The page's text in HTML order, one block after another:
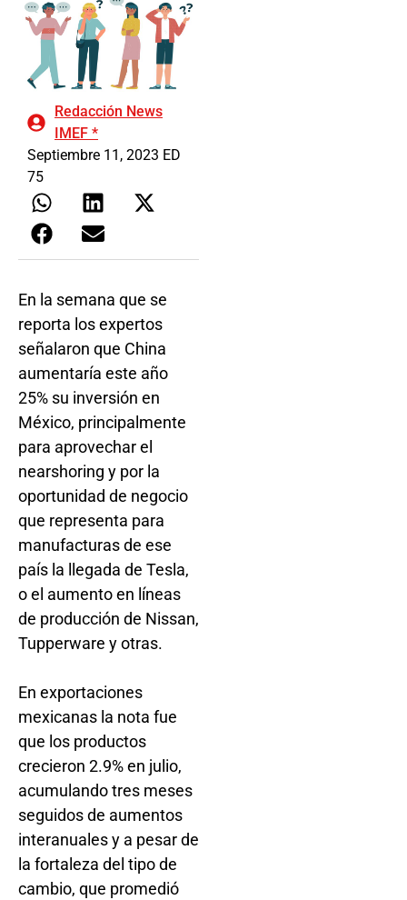
Redacción News
IMEF *
Septiembre 11, 2023 ED
75
En la semana que se
reporta los expertos
señalaron que China
aumentaría este año
25% su inversión en
México, principalmente
para aprovechar el
nearshoring y por la
oportunidad de negocio
que representa para
manufacturas de ese
país la llegada de Tesla,
o el aumento en líneas
de producción de Nissan,
Tupperware y otras.
En exportaciones
mexicanas la nota fue
que los productos
crecieron 2.9% en julio,
acumulando tres meses
seguidos de aumentos
interanuales y a pesar de
la fortaleza del tipo de
cambio, que promedió